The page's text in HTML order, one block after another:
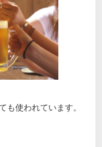
使われています。